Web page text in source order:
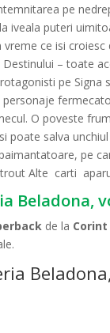
pe
iveala puteri
ce isi
– toate
pe
O poveste
poate salva
pe
Alte carti
Beladona,
de la Corint